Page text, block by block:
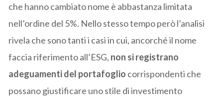
che hanno cambiato nome è abbastanza limitata
nell’ordine del 5%. Nello stesso tempo però l’analisi
rivela che sono tanti i casi in cui, ancorché il nome
faccia riferimento all’ESG, non si registrano
adeguamenti del portafoglio corrispondenti che
possano giustificare uno stile di investimento